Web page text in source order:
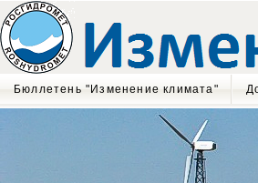
Бюллетень "Изменение климата"